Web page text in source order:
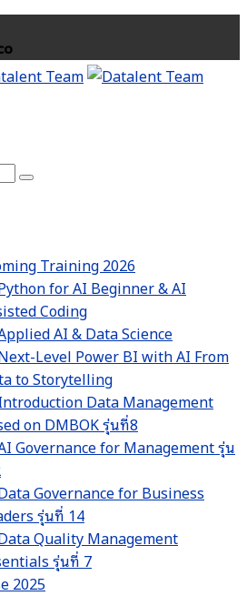
Training 2026
for AI Beginner & AI
Coding
AI & Data Science
Level Power BI with AI From
to Storytelling
Data Management
on DMBOK รุ่นที่8
Governance for Management รุ่น
Governance for Business
รุ่นที่ 14
Quality Management
รุ่นที่ 7
2025